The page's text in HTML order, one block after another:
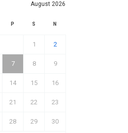
August 2026
P S N
1 2
7 8 9
14 15 16
21 22 23
28 29 30